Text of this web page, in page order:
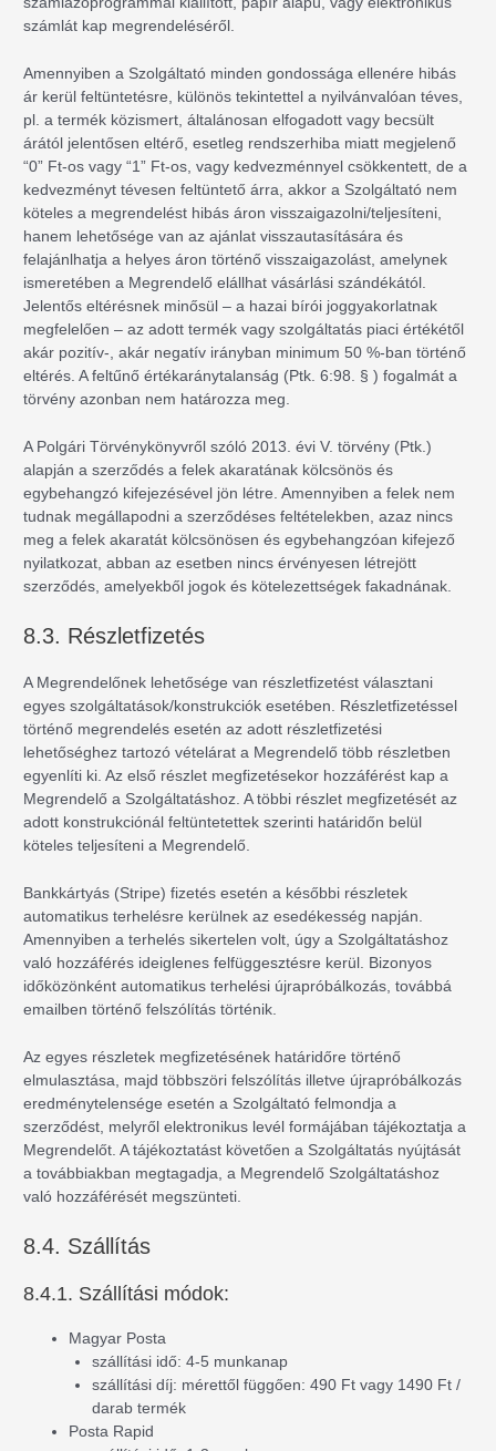
számlát kap megrendeléséről.
Amennyiben a Szolgáltató minden gondossága ellenére hibás
ár kerül feltüntetésre, különös tekintettel a nyilvánvalóan téves,
pl. a termék közismert, általánosan elfogadott vagy becsült
árától jelentősen eltérő, esetleg rendszerhiba miatt megjelenő
“0” Ft-os vagy “1” Ft-os, vagy kedvezménnyel csökkentett, de a
kedvezményt tévesen feltüntető árra, akkor a Szolgáltató nem
köteles a megrendelést hibás áron visszaigazolni/teljesíteni,
hanem lehetősége van az ajánlat visszautasítására és
felajánlhatja a helyes áron történő visszaigazolást, amelynek
ismeretében a Megrendelő elállhat vásárlási szándékától.
Jelentős eltérésnek minősül – a hazai bírói joggyakorlatnak
megfelelően – az adott termék vagy szolgáltatás piaci értékétől
akár pozitív-, akár negatív irányban minimum 50 %-ban történő
eltérés. A feltűnő értékaránytalanság (Ptk. 6:98. § ) fogalmát a
törvény azonban nem határozza meg.
A Polgári Törvénykönyvről szóló 2013. évi V. törvény (Ptk.)
alapján a szerződés a felek akaratának kölcsönös és
egybehangzó kifejezésével jön létre. Amennyiben a felek nem
tudnak megállapodni a szerződéses feltételekben, azaz nincs
meg a felek akaratát kölcsönösen és egybehangzóan kifejező
nyilatkozat, abban az esetben nincs érvényesen létrejött
szerződés, amelyekből jogok és kötelezettségek fakadnának.
8.3. Részletfizetés
A Megrendelőnek lehetősége van részletfizetést választani
egyes szolgáltatások/konstrukciók esetében. Részletfizetéssel
történő megrendelés esetén az adott részletfizetési
lehetőséghez tartozó vételárat a Megrendelő több részletben
egyenlíti ki. Az első részlet megfizetésekor hozzáférést kap a
Megrendelő a Szolgáltatáshoz. A többi részlet megfizetését az
adott konstrukciónál feltüntetettek szerinti határidőn belül
köteles teljesíteni a Megrendelő.
Bankkártyás (Stripe) fizetés esetén a későbbi részletek
automatikus terhelésre kerülnek az esedékesség napján.
Amennyiben a terhelés sikertelen volt, úgy a Szolgáltatáshoz
való hozzáférés ideiglenes felfüggesztésre kerül. Bizonyos
időközönként automatikus terhelési újrapróbálkozás, továbbá
emailben történő felszólítás történik.
Az egyes részletek megfizetésének határidőre történő
elmulasztása, majd többszöri felszólítás illetve újrapróbálkozás
eredménytelensége esetén a Szolgáltató felmondja a
szerződést, melyről elektronikus levél formájában tájékoztatja a
Megrendelőt. A tájékoztatást követően a Szolgáltatás nyújtását
a továbbiakban megtagadja, a Megrendelő Szolgáltatáshoz
való hozzáférését megszünteti.
8.4. Szállítás
8.4.1. Szállítási módok:
Magyar Posta
szállítási idő: 4-5 munkanap
szállítási díj: mérettől függően: 490 Ft vagy 1490 Ft /
darab termék
Posta Rapid